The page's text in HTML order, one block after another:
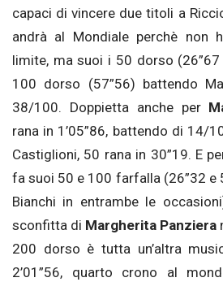
capaci di vincere due titoli a
andrà al Mondiale perchè non
limite, ma suoi i 50 dorso
100 dorso (57”56) battendo
38/100. Doppietta anche per
rana in 1’05”86, battendo di 14/
Castiglioni, 50 rana in 30”19. E
fa suoi 50 e 100 farfalla (26”32 e
Bianchi in entrambe le
sconfitta di Margherita Panziera
200 dorso è tutta un’altra
2’01”56, quarto crono al